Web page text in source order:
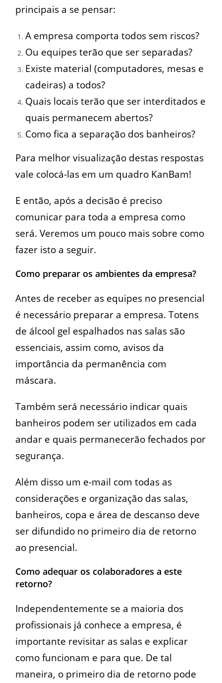
principais a se pensar:
A empresa comporta todos sem riscos?
Ou equipes terão que ser separadas?
Existe material (computadores, mesas e
cadeiras) a todos?
Quais locais terão que ser interditados e
quais permanecem abertos?
Como fica a separação dos banheiros?
Para melhor visualização destas respostas
vale colocá-las em um quadro KanBam!
E então, após a decisão é preciso
comunicar para toda a empresa como
será. Veremos um pouco mais sobre como
fazer isto a seguir.
Como preparar os ambientes da empresa?
Antes de receber as equipes no presencial
é necessário preparar a empresa. Totens
de álcool gel espalhados nas salas são
essenciais, assim como, avisos da
importância da permanência com
máscara.
Também será necessário indicar quais
banheiros podem ser utilizados em cada
andar e quais permanecerão fechados por
segurança.
Além disso um e-mail com todas as
considerações e organização das salas,
banheiros, copa e área de descanso deve
ser difundido no primeiro dia de retorno
ao presencial.
Como adequar os colaboradores a este
retorno?
Independentemente se a maioria dos
profissionais já conhece a empresa, é
importante revisitar as salas e explicar
como funcionam e para que. De tal
maneira, o primeiro dia de retorno pode